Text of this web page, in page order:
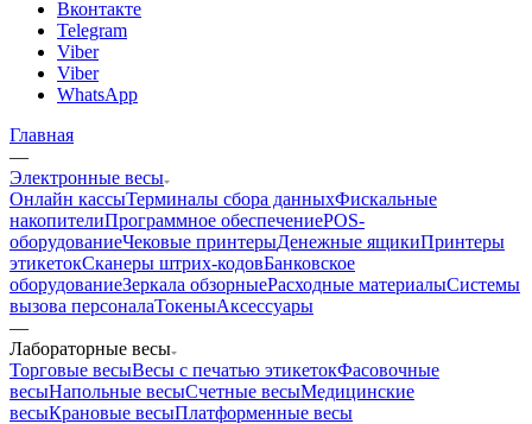
Вконтакте
Telegram
Viber
Viber
WhatsApp
Главная
—
Электронные весы
Онлайн кассыТерминалы сбора данныхФискальные
накопителиПрограммное обеспечениеPOS-
оборудованиеЧековые принтерыДенежные ящикиПринтеры
этикетокСканеры штрих-кодовБанковское
оборудованиеЗеркала обзорныеРасходные материалыСистемы
вызова персоналаТокеныАксессуары
—
Лабораторные весы
Торговые весыВесы с печатью этикетокФасовочные
весыНапольные весыСчетные весыМедицинские
весыКрановые весыПлатформенные весы